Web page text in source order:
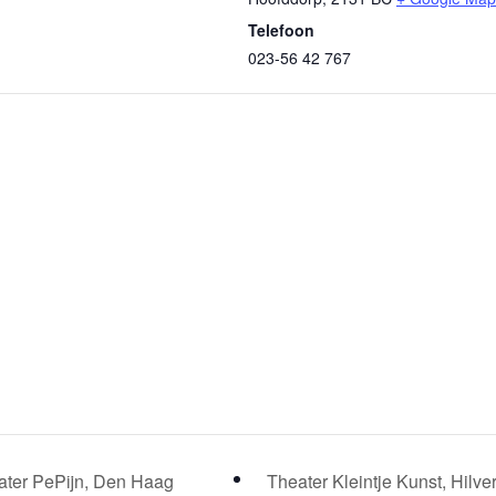
Telefoon
023-56 42 767
PePijn, Den Haag Theater Kleintje Kunst,